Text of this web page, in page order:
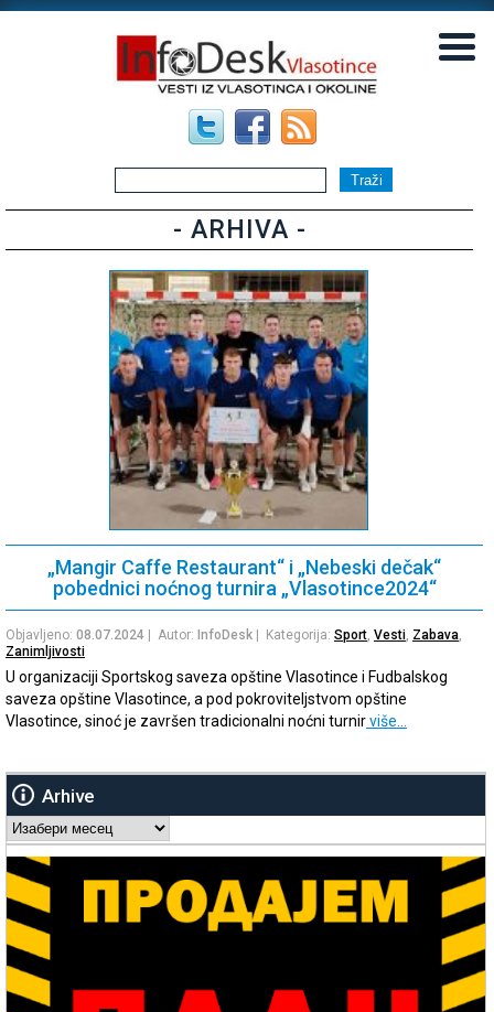
- ARHIVA -
„Mangir Caffe Restaurant“ i „Nebeski dečak“
pobednici noćnog turnira „Vlasotince2024“
Objavljeno: 08.07.2024 | Autor: InfoDesk | Kategorija: Sport, Vesti, Zabava,
Zanimljivosti
U organizaciji Sportskog saveza opštine Vlasotince i Fudbalskog
saveza opštine Vlasotince, a pod pokroviteljstvom opštine
Vlasotince, sinoć je završen tradicionalni noćni turnirviše…
Arhive
Arhive